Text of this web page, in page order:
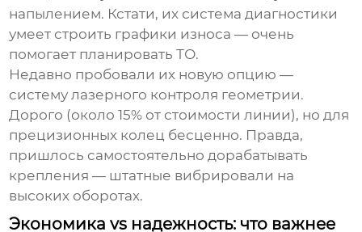
напылением. Кстати, их система диагностики
умеет строить графики износа — очень
помогает планировать ТО.
Недавно пробовали их новую опцию —
систему лазерного контроля геометрии.
Дорого (около 15% от стоимости линии), но для
прецизионных колец бесценно. Правда,
пришлось самостоятельно дорабатывать
крепления — штатные вибрировали на
высоких оборотах.
Экономика vs надежность: что важнее